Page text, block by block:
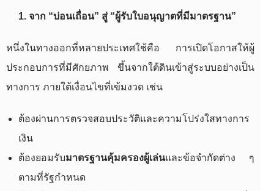
1. จาก “บ่อนเถื่อน” สู่ “ผู้รับใบอนุญาตที่มีมาตรฐาน”
หนึ่งในทางออกที่หลายประเทศใช้คือ การเปิดโอกาสให้ผู้
ประกอบการที่มีศักยภาพ ขึ้นจากใต้ดินเข้าสู่ระบบอย่างเป็น
ทางการ ภายใต้เงื่อนไขที่เข้มงวด เช่น
ต้องผ่านการตรวจสอบประวัติและความโปร่งใสทางการ
เงิน
ต้องยอมรับมาตรฐานคุ้มครองผู้เล่นและข้อจำกัดต่าง ๆ
ตามที่รัฐกำหนด